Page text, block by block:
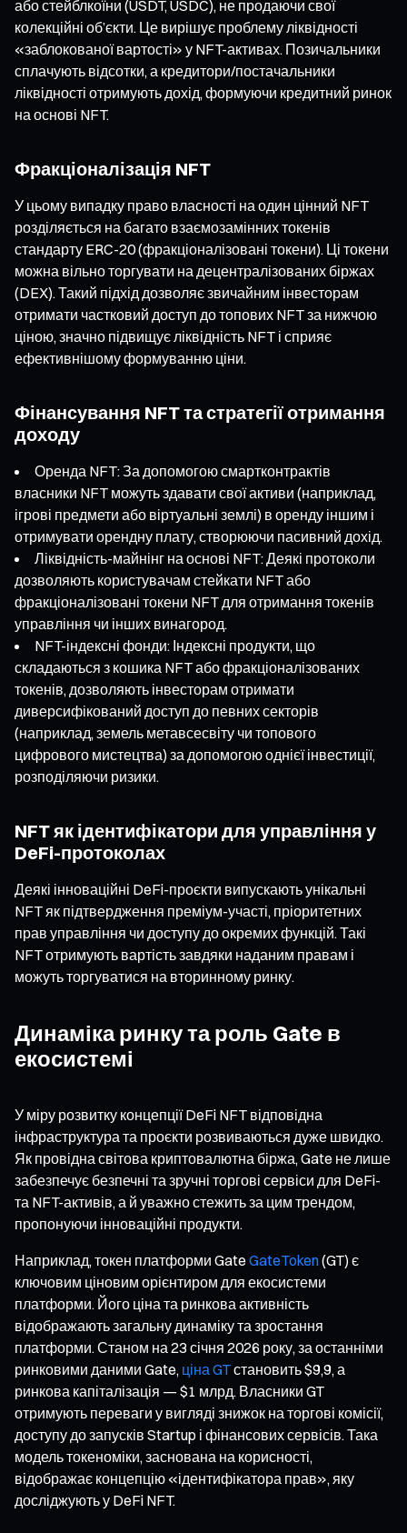
або стейблкоїни (USDT, USDC), не продаючи свої
колекційні об’єкти. Це вирішує проблему ліквідності
«заблокованої вартості» у NFT-активах. Позичальники
сплачують відсотки, а кредитори/постачальники
ліквідності отримують дохід, формуючи кредитний ринок
на основі NFT.
Фракціоналізація NFT
У цьому випадку право власності на один цінний NFT
розділяється на багато взаємозамінних токенів
стандарту ERC-20 (фракціоналізовані токени). Ці токени
можна вільно торгувати на децентралізованих біржах
(DEX). Такий підхід дозволяє звичайним інвесторам
отримати частковий доступ до топових NFT за нижчою
ціною, значно підвищує ліквідність NFT і сприяє
ефективнішому формуванню ціни.
Фінансування NFT та стратегії отримання
доходу
Оренда NFT: За допомогою смартконтрактів
власники NFT можуть здавати свої активи (наприклад,
ігрові предмети або віртуальні землі) в оренду іншим і
отримувати орендну плату, створюючи пасивний дохід.
Ліквідність-майнінг на основі NFT: Деякі протоколи
дозволяють користувачам стейкати NFT або
фракціоналізовані токени NFT для отримання токенів
управління чи інших винагород.
NFT-індексні фонди: Індексні продукти, що
складаються з кошика NFT або фракціоналізованих
токенів, дозволяють інвесторам отримати
диверсифікований доступ до певних секторів
(наприклад, земель метавсесвіту чи топового
цифрового мистецтва) за допомогою однієї інвестиції,
розподіляючи ризики.
NFT як ідентифікатори для управління у
DeFi-протоколах
Деякі інноваційні DeFi-проєкти випускають унікальні
NFT як підтвердження преміум-участі, пріоритетних
прав управління чи доступу до окремих функцій. Такі
NFT отримують вартість завдяки наданим правам і
можуть торгуватися на вторинному ринку.
Динаміка ринку та роль Gate в
екосистемі
У міру розвитку концепції DeFi NFT відповідна
інфраструктура та проєкти розвиваються дуже швидко.
Як провідна світова криптовалютна біржа, Gate не лише
забезпечує безпечні та зручні торгові сервіси для DeFi-
та NFT-активів, а й уважно стежить за цим трендом,
пропонуючи інноваційні продукти.
Наприклад, токен платформи Gate GateToken(GT) є
ключовим ціновим орієнтиром для екосистеми
платформи. Його ціна та ринкова активність
відображають загальну динаміку та зростання
платформи. Станом на 23 січня 2026 року, за останніми
ринковими даними Gate, ціна GTстановить $9,9, а
ринкова капіталізація — $1 млрд. Власники GT
отримують переваги у вигляді знижок на торгові комісії,
доступу до запусків Startup і фінансових сервісів. Така
модель токеноміки, заснована на корисності,
відображає концепцію «ідентифікатора прав», яку
досліджують у DeFi NFT.